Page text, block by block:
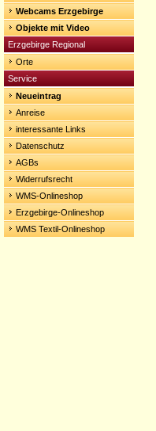
Webcams Erzgebirge
Objekte mit Video
Erzgebirge Regional
Orte
Service
Neueintrag
Anreise
interessante Links
Datenschutz
AGBs
Widerrufsrecht
WMS-Onlineshop
Erzgebirge-Onlineshop
WMS Textil-Onlineshop